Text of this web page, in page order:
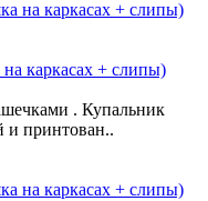
каркасах + слипы)
. Купальник
и принтован..